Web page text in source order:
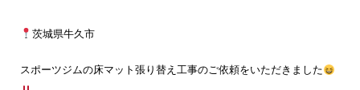
茨城県牛久市
スポーツジムの床マット張り替え工事のご依頼をいただきました